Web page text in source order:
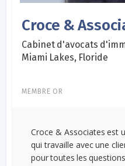
Croce &
Cabinet d'avocats
Miami Lakes, Floride
MEMBRE OR
Croce & Associates est
qui travaille avec une
pour toutes les